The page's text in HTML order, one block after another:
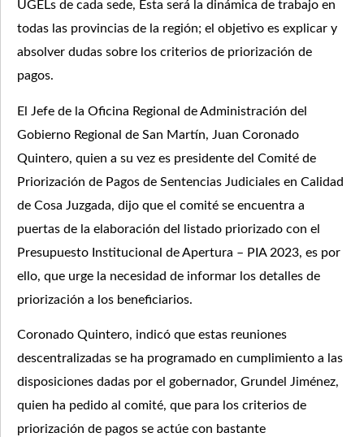
UGELs de cada sede, Esta será la dinámica de trabajo en
todas las provincias de la región; el objetivo es explicar y
absolver dudas sobre los criterios de priorización de
pagos.
El Jefe de la Oficina Regional de Administración del
Gobierno Regional de San Martín, Juan Coronado
Quintero, quien a su vez es presidente del Comité de
Priorización de Pagos de Sentencias Judiciales en Calidad
de Cosa Juzgada, dijo que el comité se encuentra a
puertas de la elaboración del listado priorizado con el
Presupuesto Institucional de Apertura – PIA 2023, es por
ello, que urge la necesidad de informar los detalles de
priorización a los beneficiarios.
Coronado Quintero, indicó que estas reuniones
descentralizadas se ha programado en cumplimiento a las
disposiciones dadas por el gobernador, Grundel Jiménez,
quien ha pedido al comité, que para los criterios de
priorización de pagos se actúe con bastante